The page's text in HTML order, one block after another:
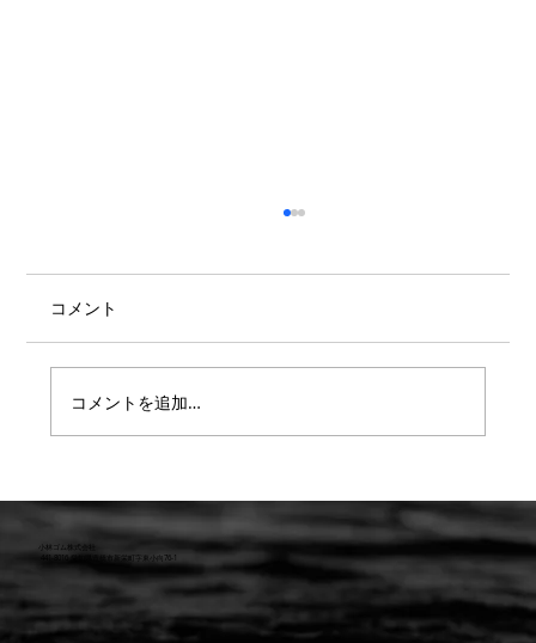
しました！
コメント
コメントを追加…
小林ゴム株式会社
441-8016 愛知県豊橋市新栄町字東小向76-1